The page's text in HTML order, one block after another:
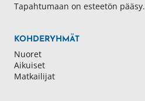
Tapahtumaan on esteetön pääsy.
KOHDERYHMÄT
Nuoret
Aikuiset
Matkailijat